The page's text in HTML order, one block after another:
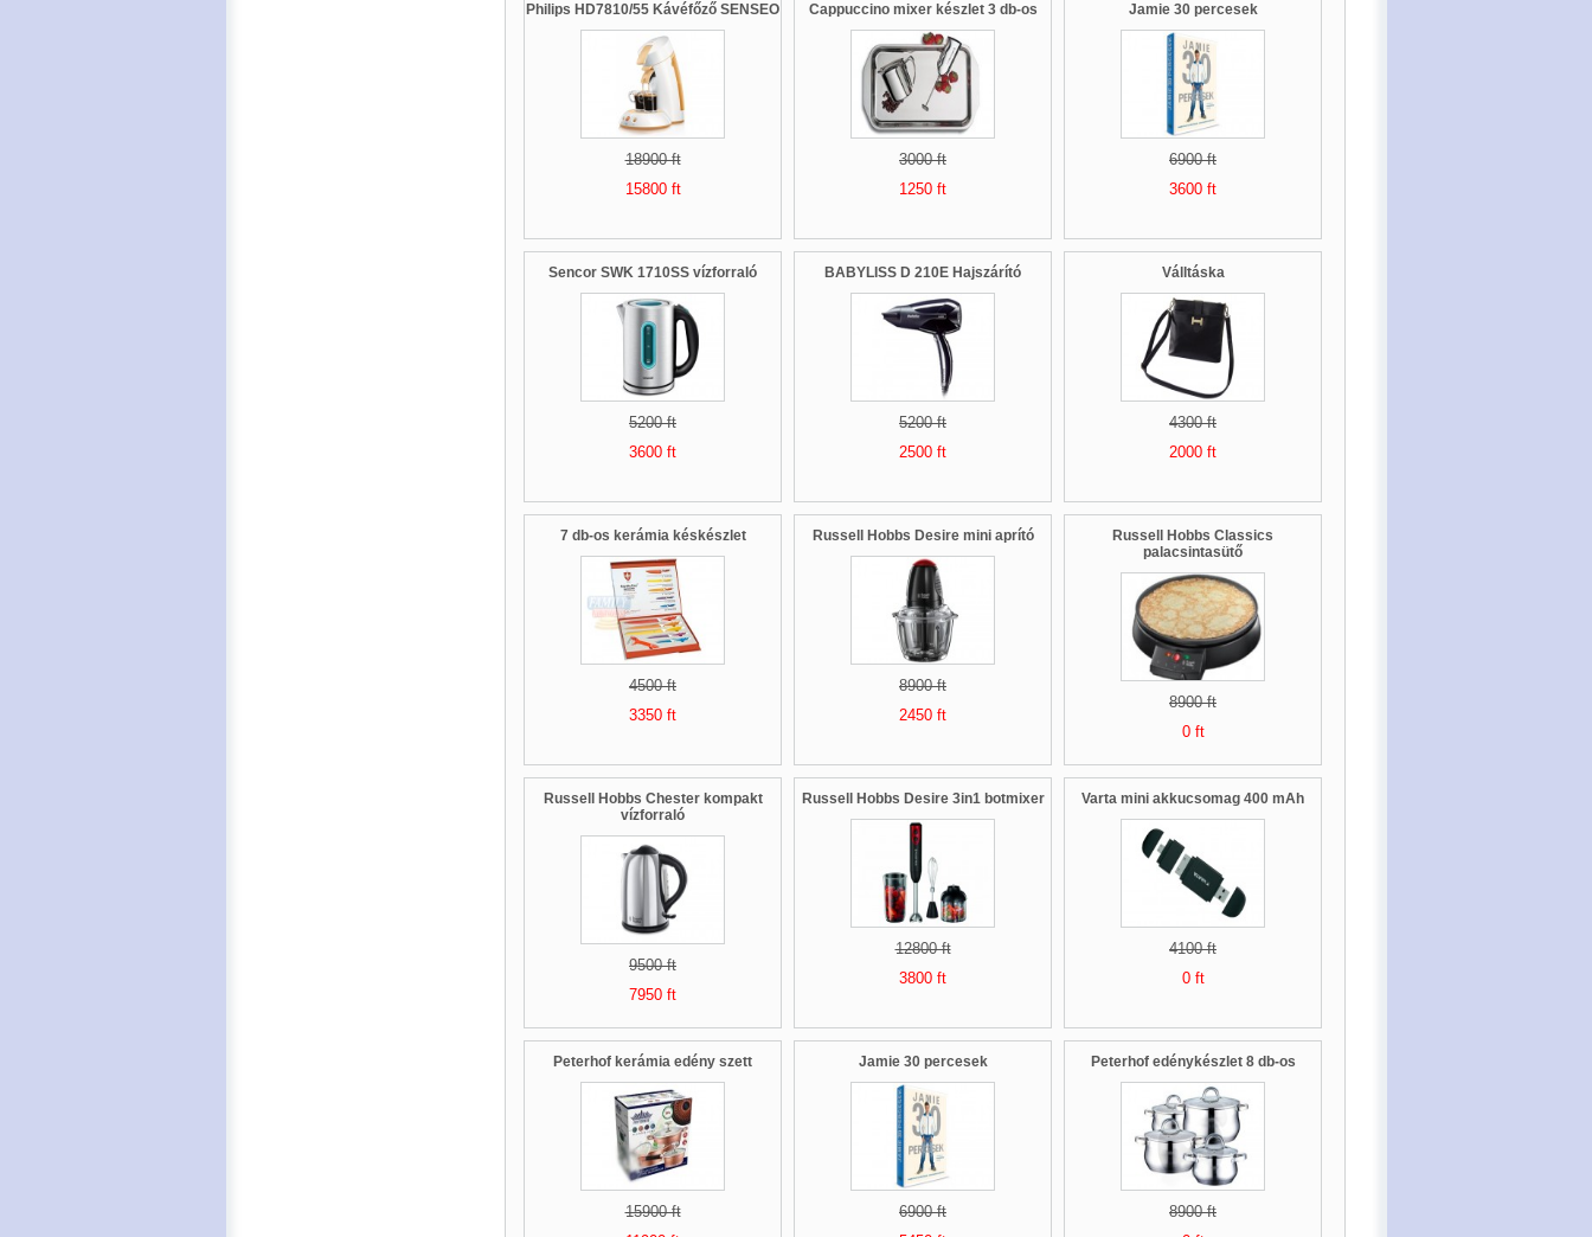
Philips HD7810/55 Kávéfőző SENSEO
18900 ft
15800 ft
Cappuccino mixer készlet 3 db-os
3000 ft
1250 ft
Jamie 30 percesek
6900 ft
3600 ft
Sencor SWK 1710SS vízforraló
5200 ft
3600 ft
BABYLISS D 210E Hajszárító
5200 ft
2500 ft
Válltáska
4300 ft
2000 ft
7 db-os kerámia késkészlet
4500 ft
3350 ft
Russell Hobbs Desire mini aprító
8900 ft
2450 ft
Russell Hobbs Classics
palacsintasütő
8900 ft
0 ft
Russell Hobbs Chester kompakt
vízforraló
9500 ft
7950 ft
Russell Hobbs Desire 3in1 botmixer
12800 ft
3800 ft
Varta mini akkucsomag 400 mAh
4100 ft
0 ft
Peterhof kerámia edény szett
15900 ft
Jamie 30 percesek
6900 ft
Peterhof edénykészlet 8 db-os
8900 ft